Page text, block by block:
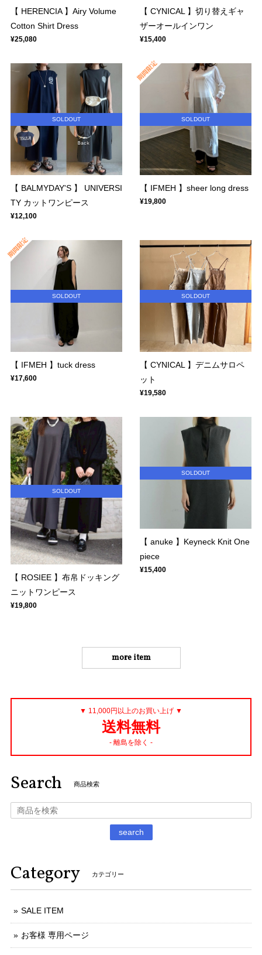
【 HERENCIA 】Airy Volume
Cotton Shirt Dress
¥25,080
【 CYNICAL 】切り替えギャ
ザーオールインワン
¥15,400
SOLDOUT
【 BALMYDAY'S 】 UNIVERSI
TY カットワンピース
¥12,100
SOLDOUT
【 IFMEH 】sheer long dress
¥19,800
SOLDOUT
【 IFMEH 】tuck dress
¥17,600
SOLDOUT
【 CYNICAL 】デニムサロペ
ット
¥19,580
SOLDOUT
【 ROSIEE 】布帛ドッキング
ニットワンピース
¥19,800
SOLDOUT
【 anuke 】Keyneck Knit One
piece
¥15,400
more item
▼ 11,000円以上のお買い上げ ▼
送料無料
- 離島を除く -
Search 商品検索
search
Category カテゴリー
SALE ITEM
お客様 専用ページ